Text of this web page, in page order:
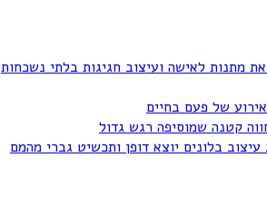
מתנות לאישה ועיצוב חגיגות בלתי נשכחות
של פעם בחיים
קטנה שמוסיפה רגש גדול
בלונים יוצא דופן ותכשיט גברי מהמם